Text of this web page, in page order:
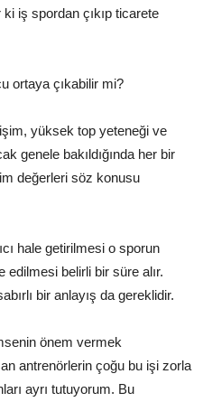
ki iş spordan çıkıp ticarete
ortaya çıkabilir mi?
yüksek top yeteneği ve
genele bakıldığında her bir
değerleri söz konusu
hale getirilmesi o sporun
belirli bir süre alır.
bir anlayış da gereklidir.
önem vermek
antrenörlerin çoğu bu işi zorla
ayrı tutuyorum. Bu